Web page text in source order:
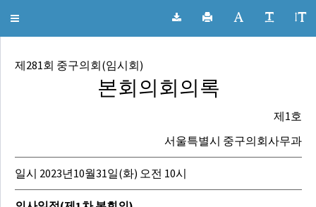
서울특별시 중구의회 회의록
Toggle
제281회 중구의회(임시회)
본회의회의록
제1호
서울특별시 중구의회사무과
일시 2023년10월31일(화) 오전 10시